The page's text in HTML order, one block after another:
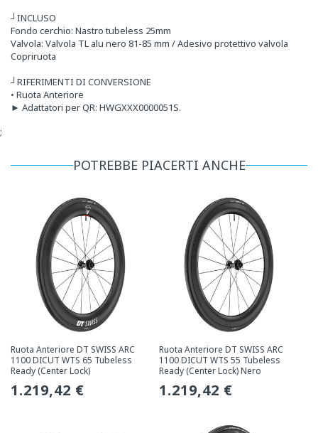
┘INCLUSO
Fondo cerchio: Nastro tubeless 25mm
Valvola: Valvola TL alu nero 81-85 mm / Adesivo protettivo valvola
Copriruota
┘RIFERIMENTI DI CONVERSIONE
• Ruota Anteriore
► Adattatori per QR: HWGXXX0000051S.
;
POTREBBE PIACERTI ANCHE
Ruota Anteriore DT SWISS ARC
1100 DICUT WTS 65 Tubeless
Ready (Center Lock)
Prezzo
1.219,42 €
Ruota Anteriore DT SWISS ARC
1100 DICUT WTS 55 Tubeless
Ready (Center Lock) Nero
Prezzo
1.219,42 €